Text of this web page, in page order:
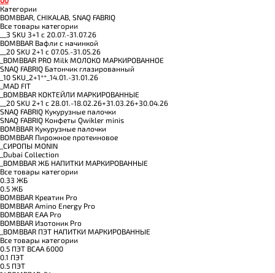
Категории
BOMBBAR, CHIKALAB, SNAQ FABRIQ
Все товары категории
__3 SKU 3+1 с 20.07.-31.07.26
BOMBBAR Вафли с начинкой
__20 SKU 2+1 с 07.05.-31.05.26
_BOMBBAR PRO Milk МОЛОКО МАРКИРОВАННОЕ
SNAQ FABRIQ Батончик глазированный
_10 SKU_2+1**_14.01.-31.01.26
_MAD FIT
_BOMBBAR КОКТЕЙЛИ МАРКИРОВАННЫЕ
__20 SKU 2+1 с 28.01.-18.02.26+31.03.26+30.04.26
SNAQ FABRIQ Кукурузные палочки
SNAQ FABRIQ Конфеты Qwikler minis
BOMBBAR Кукурузные палочки
BOMBBAR Пирожное протеиновое
_CИРОПЫ MONIN
_Dubai Collection
_BOMBBAR ЖБ НАПИТКИ МАРКИРОВАННЫЕ
Все товары категории
0.33 ЖБ
0.5 ЖБ
BOMBBAR Креатин Pro
BOMBBAR Amino Energy Pro
BOMBBAR EAA Pro
BOMBBAR Изотоник Pro
_BOMBBAR ПЭТ НАПИТКИ МАРКИРОВАННЫЕ
Все товары категории
0.5 ПЭТ ВСАА 6000
0.1 ПЭТ
0.5 ПЭТ